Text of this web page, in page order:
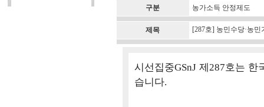
구분 농가소득 안정제도
제목 [287호] 농민수당·농
시선집중GSnJ 제287호는
습니다.